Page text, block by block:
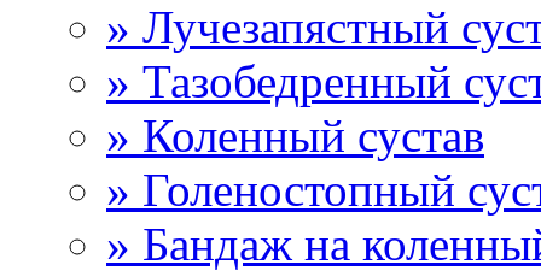
» Лучезапястный
» Тазобедренный
» Коленный сустав
» Голеностопный
» Бандаж на